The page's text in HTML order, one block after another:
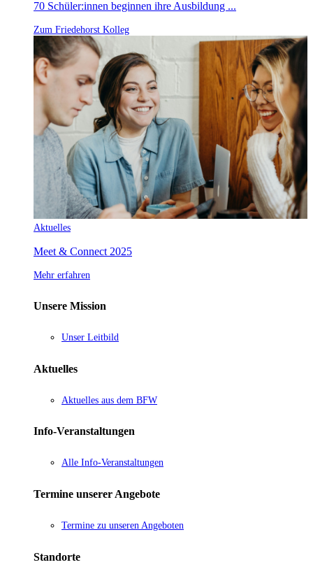
70 Schüler:innen beginnen ihre Ausbildung ...
Zum Friedehorst Kolleg
Aktuelles
Meet & Connect 2025
Mehr erfahren
Unsere Mission
Unser Leitbild
Aktuelles
Aktuelles aus dem BFW
Info-Veranstaltungen
Alle Info-Veranstaltungen
Termine unserer Angebote
Termine zu unseren Angeboten
Standorte